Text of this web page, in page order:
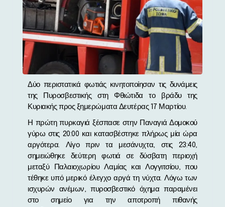
Δύο περιστατικά φωτιάς κινητοποίησαν τις δυνάμεις
της Πυροσβεστικής στη Φθιώτιδα το βράδυ της
Κυριακής προς ξημερώματα Δευτέρας 17 Μαρτίου.
Η πρώτη πυρκαγιά ξέσπασε στην Παναγιά Δομοκού
γύρω στις 20:00 και κατασβέστηκε πλήρως μία ώρα
αργότερα. Λίγο πριν τα μεσάνυχτα, στις 23:40,
σημειώθηκε δεύτερη φωτιά σε δύσβατη περιοχή
μεταξύ Παλαιοχωρίου Λαμίας και Λογγιτσίου, που
τέθηκε υπό μερικό έλεγχο αργά τη νύχτα. Λόγω των
ισχυρών ανέμων, πυροσβεστικό όχημα παραμένει
στο σημείο για την αποτροπή πιθανής